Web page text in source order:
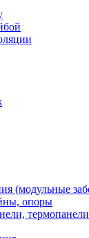
(модульные
опоры
термопанели